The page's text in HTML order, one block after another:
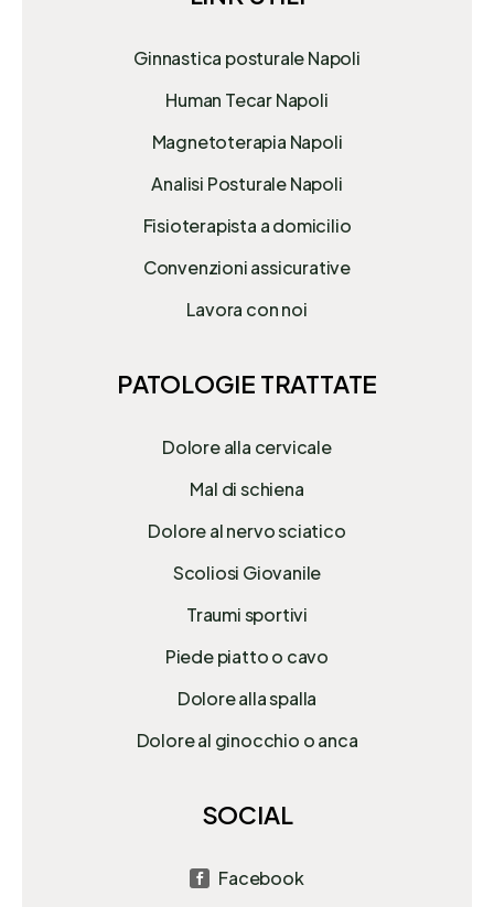
Ginnastica posturale Napoli
Human Tecar Napoli
Magnetoterapia Napoli
Analisi Posturale Napoli
Fisioterapista a domicilio
Convenzioni assicurative
Lavora con noi
PATOLOGIE TRATTATE
Dolore alla cervicale
Mal di schiena
Dolore al nervo sciatico
Scoliosi Giovanile
Traumi sportivi
Piede piatto o cavo
Dolore alla spalla
Dolore al ginocchio o anca
SOCIAL
 Facebook